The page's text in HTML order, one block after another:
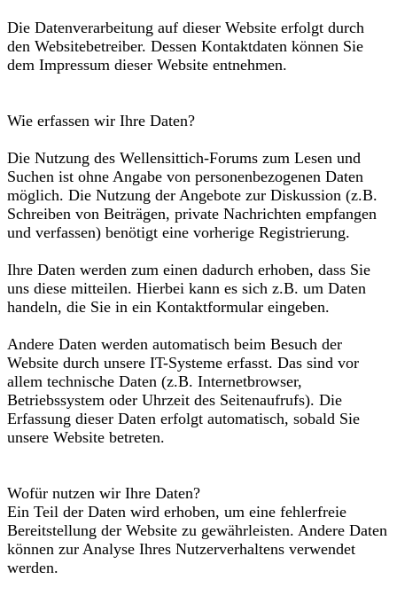
Die Datenverarbeitung auf dieser Website erfolgt durch
den Websitebetreiber. Dessen Kontaktdaten können Sie
dem Impressum dieser Website entnehmen.
Wie erfassen wir Ihre Daten?
Die Nutzung des Wellensittich-Forums zum Lesen und
Suchen ist ohne Angabe von personenbezogenen Daten
möglich. Die Nutzung der Angebote zur Diskussion (z.B.
Schreiben von Beiträgen, private Nachrichten empfangen
und verfassen) benötigt eine vorherige Registrierung.
Ihre Daten werden zum einen dadurch erhoben, dass Sie
uns diese mitteilen. Hierbei kann es sich z.B. um Daten
handeln, die Sie in ein Kontaktformular eingeben.
Andere Daten werden automatisch beim Besuch der
Website durch unsere IT-Systeme erfasst. Das sind vor
allem technische Daten (z.B. Internetbrowser,
Betriebssystem oder Uhrzeit des Seitenaufrufs). Die
Erfassung dieser Daten erfolgt automatisch, sobald Sie
unsere Website betreten.
Wofür nutzen wir Ihre Daten?
Ein Teil der Daten wird erhoben, um eine fehlerfreie
Bereitstellung der Website zu gewährleisten. Andere Daten
können zur Analyse Ihres Nutzerverhaltens verwendet
werden.